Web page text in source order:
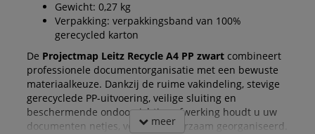
Gewicht: 0,27 kg
Verpakking: verpakkingsband van 100%
gerecycled karton
De Projectmap Leitz Recycle A4 PP zwartcombineert
professionele documentorganisatie met een bewuste
materiaalkeuze. Dankzij de ruime vakindeling, stevige
gerecyclede PP-uitvoering, veilige sluiting en
beschermende ondoorzichtige afwerking houdt u uw
documenten netjes, veilig en duurzaam georganiseerd.
meer